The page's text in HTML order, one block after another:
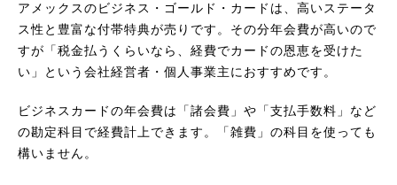
アメックスのビジネス・ゴールド・カードは、高いステータ
ス性と豊富な付帯特典が売りです。その分年会費が高いので
すが「税金払うくらいなら、経費でカードの恩恵を受けた
い」という会社経営者・個人事業主におすすめです。
ビジネスカードの年会費は「諸会費」や「支払手数料」など
の勘定科目で経費計上できます。「雑費」の科目を使っても
構いません。